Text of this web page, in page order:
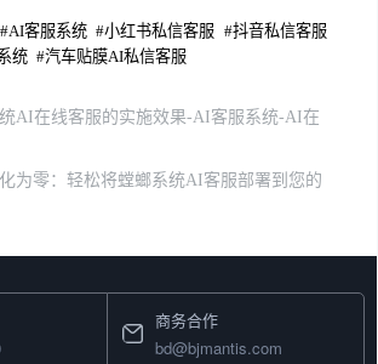
#AI客服系统 #小红书私信客服 #抖音私信客服
统 #汽车贴膜AI私信客服
AI在线客服的实施效果-AI客服系统-AI在
为零：轻松将螳螂系统AI客服部署到您的
商务合作
bd@bjmantis.com